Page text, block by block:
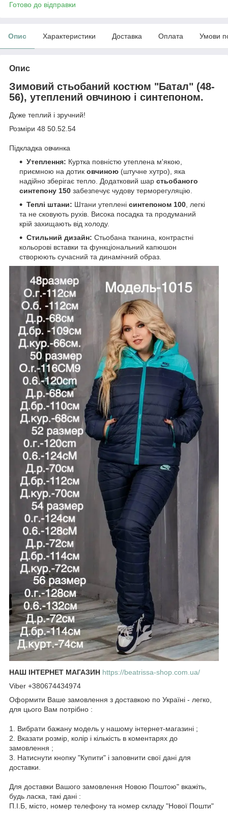
Готово до відправки
Опис Характеристики Доставка Оплата Умови
Опис
Зимовий стьобаний костюм "Батал" (48-
56), утеплений овчиною і синтепоном.
Дуже теплий і зручний!
Розміри 48 50.52.54
Підкладка овчинка
Утеплення: Куртка повністю утеплена м'якою,
приємною на дотик овчиною (штучне хутро), яка
надійно зберігає тепло. Додатковий шар стьобаного
синтепону 150 забезпечує чудову терморегуляцію.
Теплі штани: Штани утеплені синтепоном 100, легкі
та не сковують рухів. Висока посадка та продуманий
крій захищають від холоду.
Стильний дизайн: Стьобана тканина, контрастні
кольорові вставки та функціональний капюшон
створюють сучасний та динамічний образ.
НАШ ІНТЕРНЕТ МАГАЗИН https://beatrissa-shop.com.ua/
Viber +380674434974
Оформити Ваше замовлення з доставкою по Україні - легко,
для цього Вам потрібно :
1. Вибрати бажану модель у нашому інтернет-магазині ;
2. Вказати розмір, колір і кількість в коментарях до
замовлення ;
3. Натиснути кнопку "Купити" і заповнити свої дані для
доставки.
Для доставки Вашого замовлення Новою Поштою" вкажіть,
будь ласка, такі дані :
П.І.Б, місто, номер телефону та номер складу "Нової Пошти"